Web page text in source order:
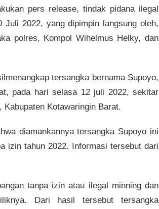
pers release, tindak pidana ilegal
2022, yang dipimpin langsung oleh,
polres, Kompol Wihelmus Helky, dan
tersangka bernama Supoyo,
pada hari selasa 12 juli 2022, sekitar
Kotawaringin Barat.
diamankannya tersangka Supoyo ini
izin tahun 2022. Informasi tersebut dari
tanpa izin atau ilegal minning dan
Dari hasil tersebut tersangka